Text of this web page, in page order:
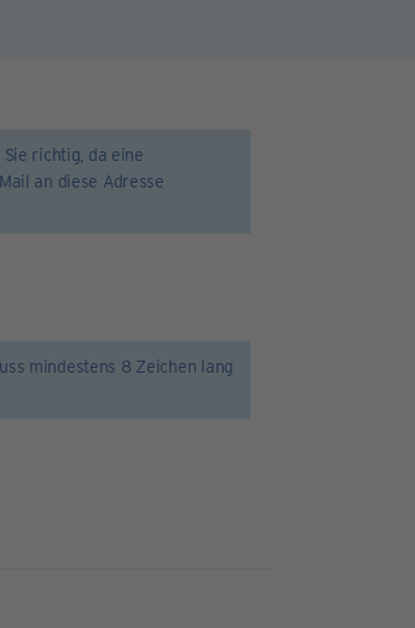
richtig, da eine
an diese Adresse
mindestens 8 Zeichen lang